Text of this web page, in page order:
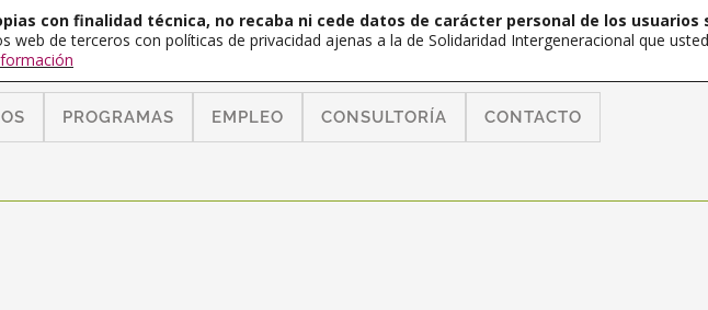
PROGRAMAS EMPLEO CONSULTORÍA CONTACTO
con finalidad técnica, no recaba ni cede datos de carácter personal de los usuarios
web de terceros con políticas de privacidad ajenas a la de Solidaridad Intergeneracional que